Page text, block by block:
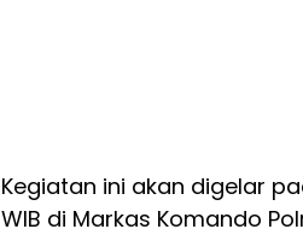
Kegiatan ini akan digelar
WIB di Markas Komando